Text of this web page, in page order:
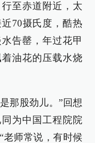
至赤道附近，太
70摄氏度，酷热
告罄，年过花甲
油花的压载水烧
那股劲儿。”回想
为中国工程院院
老师常说，有时候